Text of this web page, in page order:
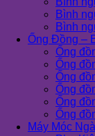
Bình
Bình
Ống Đồng –
Ống
Ống
Ống
Ống
Ống
Ống
Máy Móc